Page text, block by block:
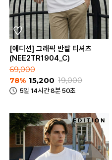
[에디션] 그래픽 반팔 티셔츠
(NEE2TR1904_C)
69,000
78% 15,200 19,000
5일 14시간 8분 50초